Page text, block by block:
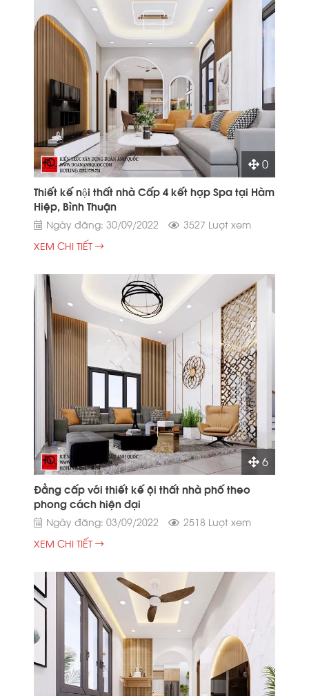
0
Thiết kế nội thất nhà Cấp 4 kết hợp Spa tại Hàm
Hiệp, Bình Thuận
Ngày đăng: 30/09/2022
3527 Lượt xem
XEM CHI TIẾT
6
Đẳng cấp với thiết kế ội thất nhà phố theo
phong cách hiện đại
Ngày đăng: 03/09/2022
2518 Lượt xem
XEM CHI TIẾT